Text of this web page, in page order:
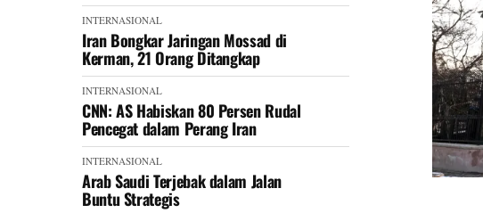
INTERNASIONAL
Iran Bongkar Jaringan Mossad di
Kerman, 21 Orang Ditangkap
INTERNASIONAL
CNN: AS Habiskan 80 Persen Rudal
Pencegat dalam Perang Iran
INTERNASIONAL
Arab Saudi Terjebak dalam Jalan
Buntu Strategis